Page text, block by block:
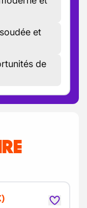
et
de